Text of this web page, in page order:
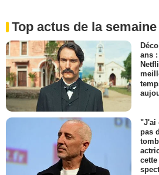
Top actus de la semaine
ans
"J'ai
pas